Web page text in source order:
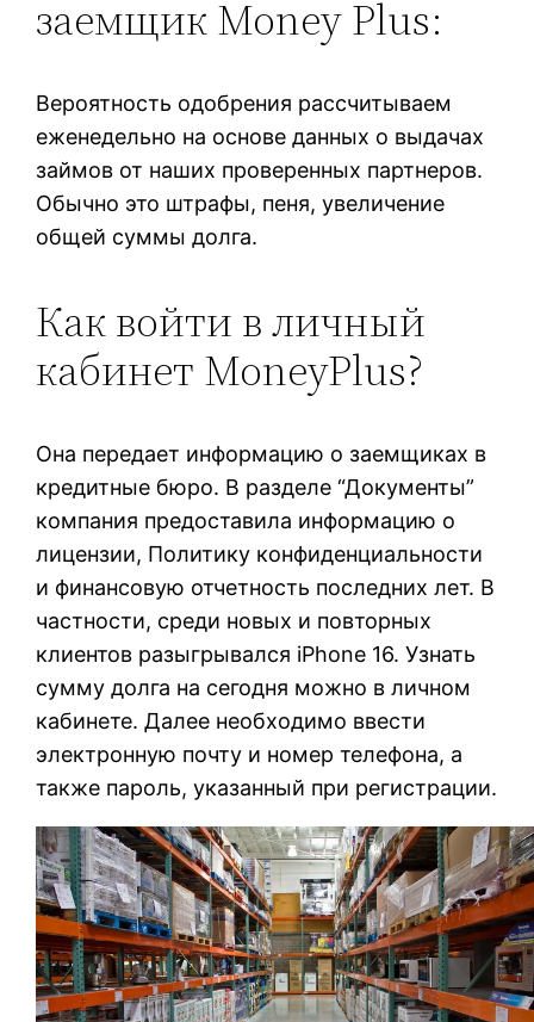
заемщик Money Plus:
Вероятность одобрения рассчитываем
еженедельно на основе данных о выдачах
займов от наших проверенных партнеров.
Обычно это штрафы, пеня, увеличение
общей суммы долга.
Как войти в личный
кабинет MoneyPlus?
Она передает информацию о заемщиках в
кредитные бюро. В разделе “Документы”
компания предоставила информацию о
лицензии, Политику конфиденциальности
и финансовую отчетность последних лет. В
частности, среди новых и повторных
клиентов разыгрывался iPhone 16. Узнать
сумму долга на сегодня можно в личном
кабинете. Далее необходимо ввести
электронную почту и номер телефона, а
также пароль, указанный при регистрации.